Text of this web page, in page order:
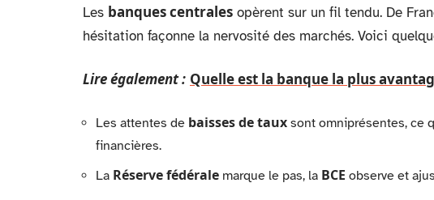
Les banques centrales opèrent sur un fil tendu. De
hésitation façonne la nervosité des marchés. Voici
Lire également : Quelle est la banque la plus
Les attentes de baisses de taux sont omniprésentes, ce
financières.
La Réserve fédérale marque le pas, la BCE observe et